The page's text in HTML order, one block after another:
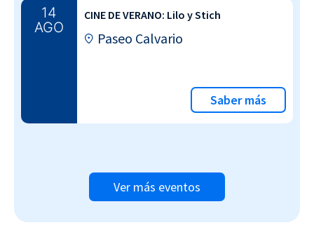
14
AGO
CINE DE VERANO: Lilo y Stich
Paseo Calvario
Saber más
Ver más eventos